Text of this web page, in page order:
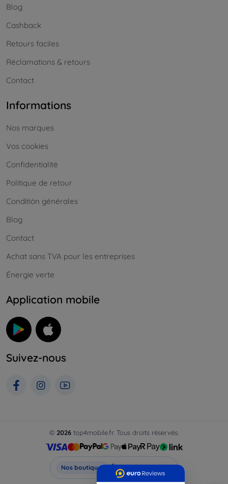
Blog
Cashback
Retours faciles
Réclamations & retours
Contact
Informations
Nos marques
Vos cookies
Confidentialité
Politique de retour
Conditión générales
Blog
Contact
Achat sans TVA pour les entreprises
Énergie verte
Application mobile
Suivez-nous
© 2026 top4mobile.fr. Tous droits réservés.
Nos boutiques Top4Mobile.fr